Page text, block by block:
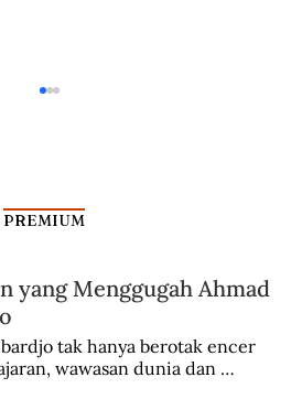
Radar Bung Kecil
PREMIUM
yang Menggugah Ahmad
tak hanya berotak encer
wawasan dunia dan